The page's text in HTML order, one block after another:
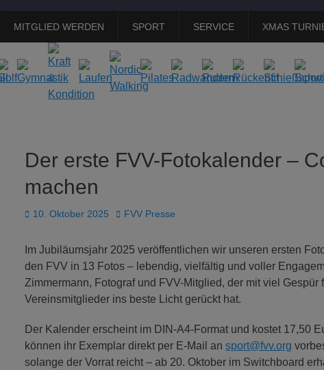
MITGLIED WERDEN SPORT SERVICE XMAS
Der erste FVV-Fotokalender –
machen
Veröffentlicht
10. Oktober 2025 Autor
FVV Presse
Im Jubiläumsjahr 2025 veröffentlichen wir unseren ersten
den FVV in 13 Fotos – lebendig, vielfältig und voller
Zimmermann, Fotograf und FVV-Mitglied, der mit viel Gespür
Vereinsmitglieder ins beste Licht gerückt hat.
Der Kalender erscheint im DIN-A4-Format und kostet 17,50
können ihr Exemplar direkt per E-Mail an sport@fvv.org
solange der Vorrat reicht – ab 20. Oktober im Switchboard